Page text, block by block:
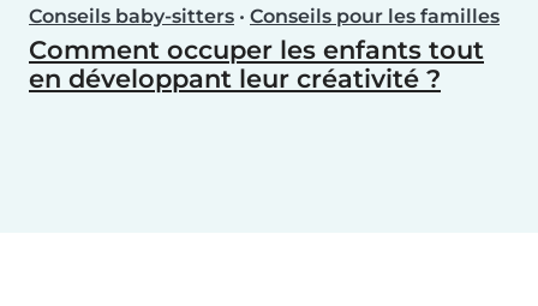
Conseils baby-sitters • Conseils pour les familles
Comment occuper les enfants tout
en développant leur créativité ?